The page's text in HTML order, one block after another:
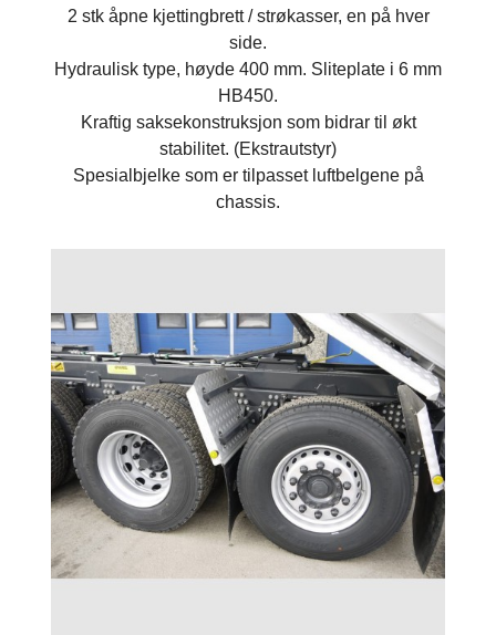
2 stk åpne kjettingbrett / strøkasser, en på hver
side.
Hydraulisk type, høyde 400 mm. Sliteplate i 6 mm
HB450.
Kraftig saksekonstruksjon som bidrar til økt
stabilitet. (Ekstrautstyr)
Spesialbjelke som er tilpasset luftbelgene på
chassis.